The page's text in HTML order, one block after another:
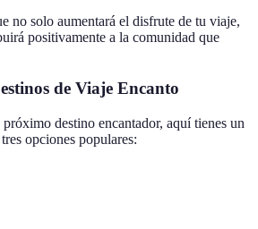
no solo aumentará el disfrute de tu viaje,
positivamente a la comunidad que
de Viaje Encanto
destino encantador, aquí tienes un
opciones populares: